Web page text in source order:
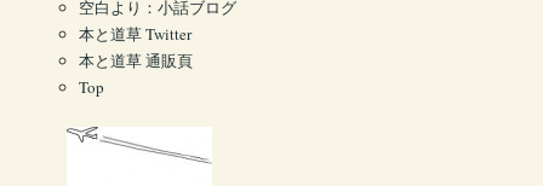
空白より：小話ブログ
本と道草 Twitter
本と道草 通販頁
Top